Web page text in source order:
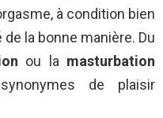
à condition bien
la bonne manière. Du
ou la masturbation
de plaisir